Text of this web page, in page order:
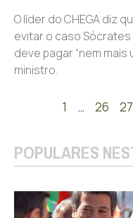
O líder do CHEGA diz
evitar o caso
deve pagar “nem
ministro.
1 … 26 27
POPULARES